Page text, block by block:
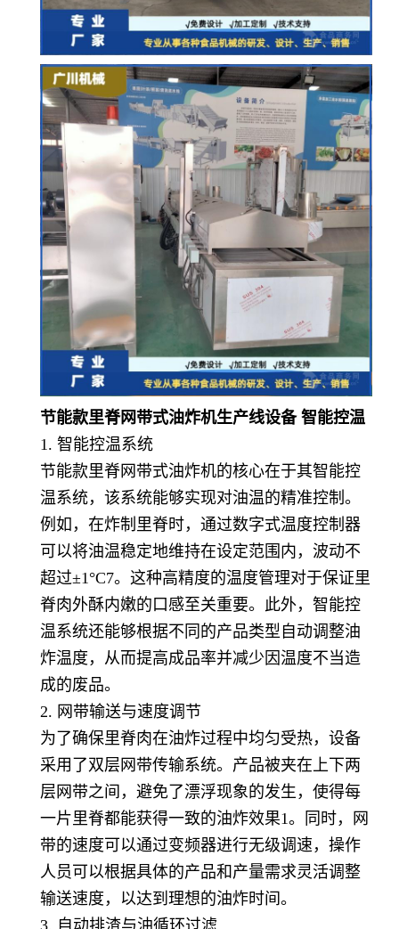
节能款里脊网带式油炸机生产线设备 智能控温
1. 智能控温系统
节能款里脊网带式油炸机的核心在于其智能控
温系统，该系统能够实现对油温的精准控制。
例如，在炸制里脊时，通过数字式温度控制器
可以将油温稳定地维持在设定范围内，波动不
超过±1°C7。这种高精度的温度管理对于保证里
脊肉外酥内嫩的口感至关重要。此外，智能控
温系统还能够根据不同的产品类型自动调整油
炸温度，从而提高成品率并减少因温度不当造
成的废品。
2. 网带输送与速度调节
为了确保里脊肉在油炸过程中均匀受热，设备
采用了双层网带传输系统。产品被夹在上下两
层网带之间，避免了漂浮现象的发生，使得每
一片里脊都能获得一致的油炸效果1。同时，网
带的速度可以通过变频器进行无级调速，操作
人员可以根据具体的产品和产量需求灵活调整
输送速度，以达到理想的油炸时间。